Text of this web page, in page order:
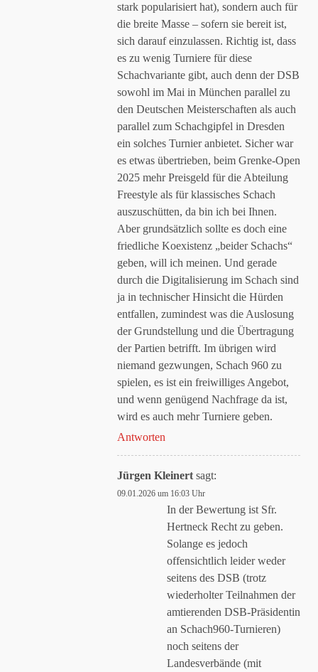
stark popularisiert hat), sondern auch für
die breite Masse – sofern sie bereit ist,
sich darauf einzulassen. Richtig ist, dass
es zu wenig Turniere für diese
Schachvariante gibt, auch denn der DSB
sowohl im Mai in München parallel zu
den Deutschen Meisterschaften als auch
parallel zum Schachgipfel in Dresden
ein solches Turnier anbietet. Sicher war
es etwas übertrieben, beim Grenke-Open
2025 mehr Preisgeld für die Abteilung
Freestyle als für klassisches Schach
auszuschütten, da bin ich bei Ihnen.
Aber grundsätzlich sollte es doch eine
friedliche Koexistenz „beider Schachs“
geben, will ich meinen. Und gerade
durch die Digitalisierung im Schach sind
ja in technischer Hinsicht die Hürden
entfallen, zumindest was die Auslosung
der Grundstellung und die Übertragung
der Partien betrifft. Im übrigen wird
niemand gezwungen, Schach 960 zu
spielen, es ist ein freiwilliges Angebot,
und wenn genügend Nachfrage da ist,
wird es auch mehr Turniere geben.
Antworten
Jürgen Kleinert sagt:
09.01.2026 um 16:03 Uhr
In der Bewertung ist Sfr.
Hertneck Recht zu geben.
Solange es jedoch
offensichtlich leider weder
seitens des DSB (trotz
wiederholter Teilnahmen der
amtierenden DSB-Präsidentin
an Schach960-Turnieren)
noch seitens der
Landesverbände (mit